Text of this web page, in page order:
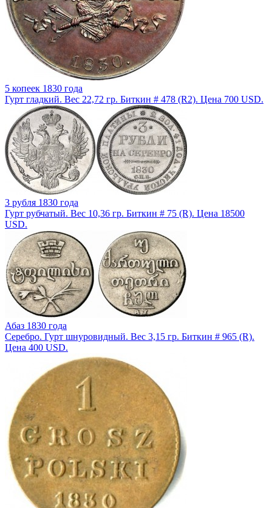
5 копеек 1830 года
Гурт гладкий. Вес 22,72 гр. Биткин # 478 (R2). Цена 700 USD.
3 рубля 1830 года
Гурт рубчатый. Вес 10,36 гр. Биткин # 75 (R). Цена 18500
USD.
Абаз 1830 года
Серебро. Гурт шнуровидный. Вес 3,15 гр. Биткин # 965 (R).
Цена 400 USD.